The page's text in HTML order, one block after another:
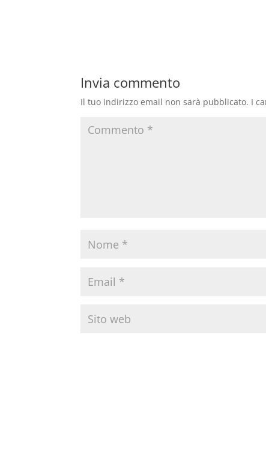
Invia commento
Il tuo indirizzo email non sarà pubblicato. I